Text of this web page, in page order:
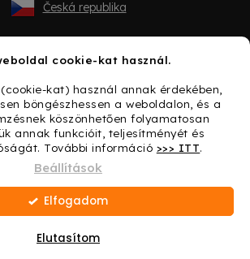
cookie-kat használ.
kat) használ annak érdekében,
böngészhessen a weboldalon, és a
köszönhetően folyamatosan
annak funkcióit, teljesítményét és
További információ >>> ITT.
Beállítások
Elutasítom
Elfogadom
→ Lepje meg magát még
Česká republika
Shoptet készítette
Gario.hu. Minden jog fenntartva.Süti
beállítások szerkesztése